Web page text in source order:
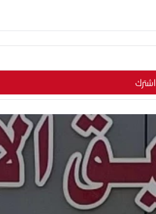
اشترك